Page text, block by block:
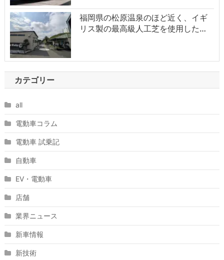
福岡県の松原温泉のほど近く、イギ
リス製の最高級人工芝を使用した…
カテゴリー
all
電動車コラム
電動車 試乗記
自動車
EV・電動車
店舗
業界ニュース
新車情報
新技術